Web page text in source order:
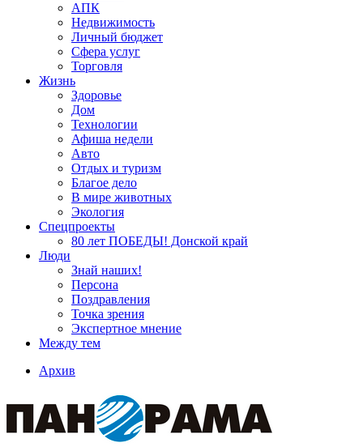
АПК
Недвижимость
Личный бюджет
Сфера услуг
Торговля
Жизнь
Здоровье
Дом
Технологии
Афиша недели
Авто
Отдых и туризм
Благое дело
В мире животных
Экология
Спецпроекты
80 лет ПОБЕДЫ! Донской край
Люди
Знай наших!
Персона
Поздравления
Точка зрения
Экспертное мнение
Между тем
Архив